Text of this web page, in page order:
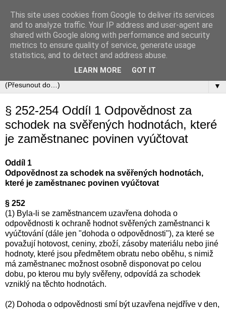
Zákoník práce
Zákon č. 262/2006 Sb., zákoník práce v úplném aktuálním
znění včetně automaticky zapracovávaných změn.
▼
§ 252-254 Oddíl 1 Odpovědnost za
schodek na svěřených hodnotách, které
je zaměstnanec povinen vyúčtovat
Oddíl 1
Odpovědnost za schodek na svěřených hodnotách,
které je zaměstnanec povinen vyúčtovat
§ 252
(1) Byla-li se zaměstnancem uzavřena dohoda o
odpovědnosti k ochraně hodnot svěřených zaměstnanci k
vyúčtování (dále jen "dohoda o odpovědnosti"), za které se
považují hotovost, ceniny, zboží, zásoby materiálu nebo jiné
hodnoty, které jsou předmětem obratu nebo oběhu, s nimiž
má zaměstnanec možnost osobně disponovat po celou
dobu, po kterou mu byly svěřeny, odpovídá za schodek
vzniklý na těchto hodnotách.
(2) Dohoda o odpovědnosti smí být uzavřena nejdříve v den,
This site uses cookies from Google to deliver its services
and to analyze traffic. Your IP address and user-agent are
shared with Google along with performance and security
metrics to ensure quality of service, generate usage
statistics, and to detect and address abuse.
LEARN MORE GOT IT